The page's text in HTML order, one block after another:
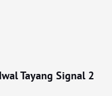
Tayang Signal 2